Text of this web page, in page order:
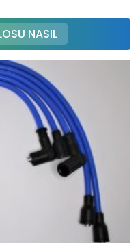
NASIL